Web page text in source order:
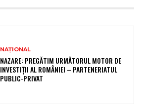
NAȚIONAL
NAZARE: PREGĂTIM URMĂTORUL MOTOR DE
INVESTIȚII AL ROMÂNIEI – PARTENERIATUL
PUBLIC-PRIVAT